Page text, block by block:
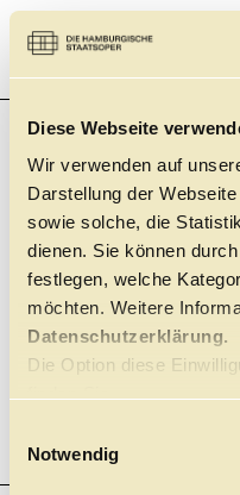
Diese Webseite
Wir verwenden auf
Darstellung der
sowie solche, die
dienen. Sie können
festlegen, welche
möchten. Weitere
Datenschutzerklärung.
Die Option diese
n
Notwendig
11:00Elbphilharmonie,
1.
AUGENBLICKE
+
18:00Staatsoper, Großes
LUCIA DI
GAETANO DONIZETTI